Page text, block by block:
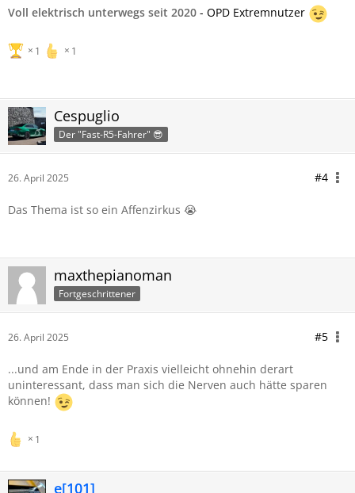
Voll elektrisch unterwegs seit 2020 - OPD Extremnutzer
1 1
Cespuglio
Der "Fast-R5-Fahrer" 😎
26. April 2025 #4
Das Thema ist so ein Affenzirkus 😭
maxthepianoman
Fortgeschrittener
26. April 2025 #5
...und am Ende in der Praxis vielleicht ohnehin derart
uninteressant, dass man sich die Nerven auch hätte sparen
können!
1
e[101]